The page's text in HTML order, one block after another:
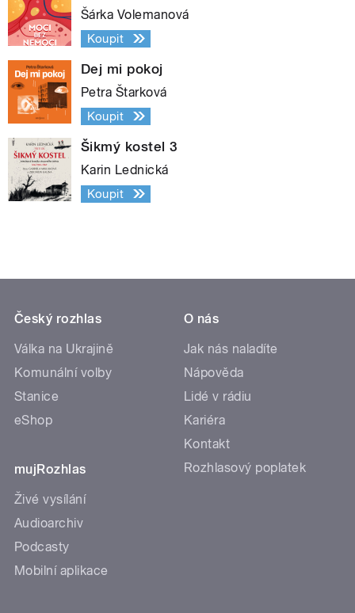
Šárka Volemanová
Koupit
Dej mi pokoj
Petra Štarková
Koupit
Šikmý kostel 3
Karin Lednická
Koupit
Český rozhlas
Válka na Ukrajině
Komunální volby
Stanice
eShop
mujRozhlas
Živé vysílání
Audioarchiv
Podcasty
Mobilní aplikace
O nás
Jak nás naladíte
Nápověda
Lidé v rádiu
Kariéra
Kontakt
Rozhlasový poplatek